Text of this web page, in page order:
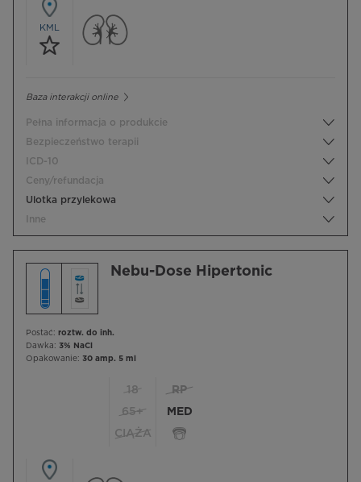
KML
Baza interakcji online
Pełna informacja o produkcie
Bezpieczeństwo terapii
ICD-10
Ceny/refundacja
Ulotka przylekowa
Inne
Nebu-Dose Hipertonic
Postać: roztw. do inh.
Dawka: 3% NaCl
Opakowanie: 30 amp. 5 ml
18
65+
CIĄŻA
RP
MED